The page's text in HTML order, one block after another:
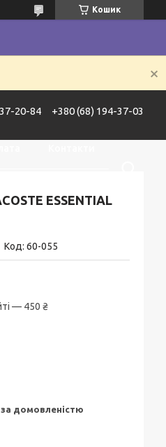
Кошик
20-84 +380 (68) 194-37-03
ESSENTIAL
Код: 60-055
— 450 ₴
за домовленістю